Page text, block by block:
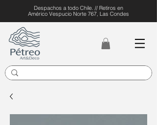
Despachos a todo Chile. // Retiros en
Américo Vespucio Norte 767, Las Condes